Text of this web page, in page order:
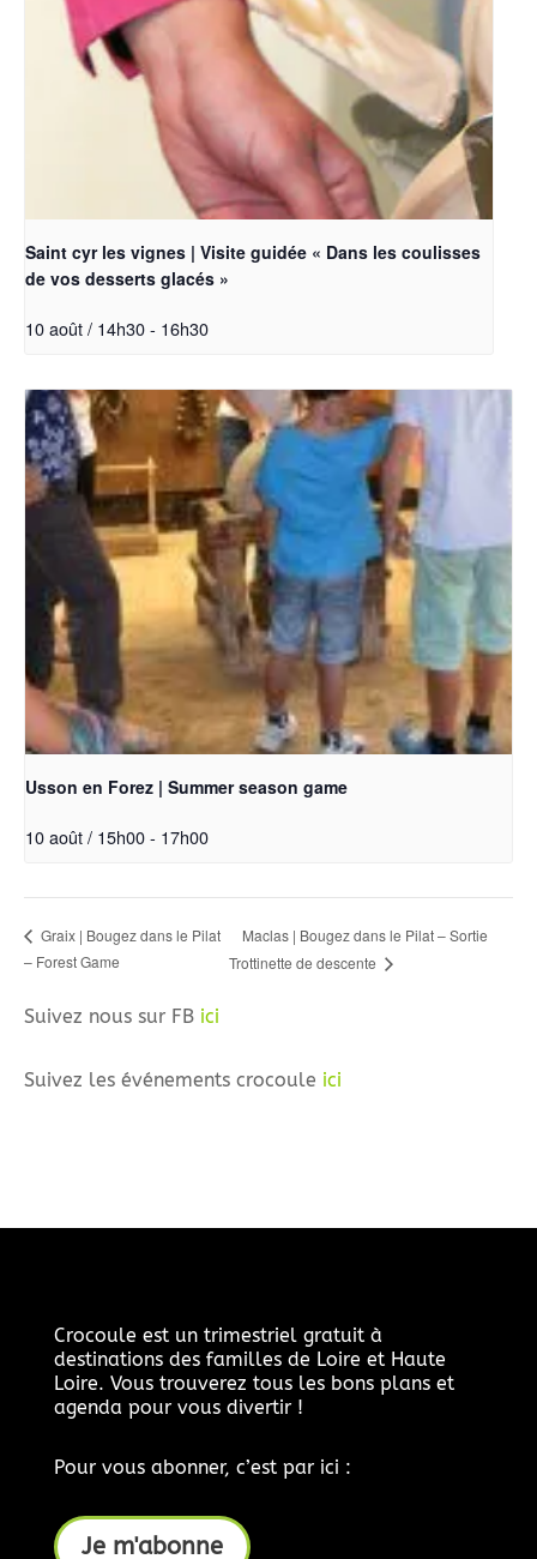
Saint cyr les vignes | Visite guidée « Dans les coulisses
de vos desserts glacés »
10 août / 14h30- 16h30
Usson en Forez | Summer season game
10 août / 15h00- 17h00
Graix | Bougez dans le Pilat
– Forest Game
Maclas | Bougez dans le Pilat – Sortie
Trottinette de descente
Suivez nous sur FB ici
Suivez les événements crocoule ici
Crocoule est un trimestriel gratuit à
destinations des familles de Loire et Haute
Loire. Vous trouverez tous les bons plans et
agenda pour vous divertir !
Pour vous abonner, c’est par ici :
Je m'abonne